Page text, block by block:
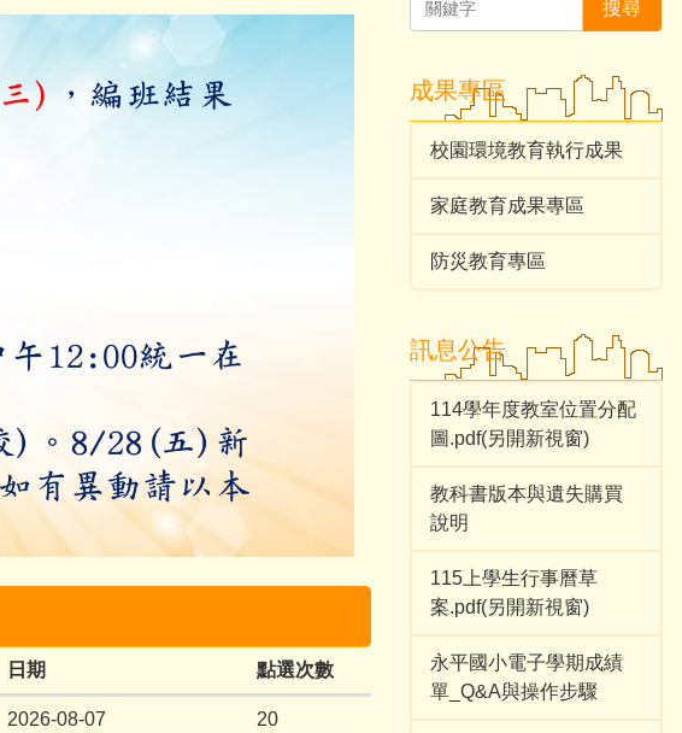
日期 點選次數
2026-08-07 20
搜尋
成果專區
校園環境教育執行成果
家庭教育成果專區
防災教育專區
訊息公告
114學年度教室位置分配
圖.pdf(另開新視窗)
教科書版本與遺失購買
說明
115上學生行事曆草
案.pdf(另開新視窗)
永平國小電子學期成績
單_Q&A與操作步驟